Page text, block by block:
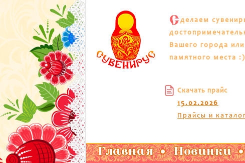
С делаем
Вашего города
памятного места :)
Скачать прайс
15.02.2026
Прайсы и
Главная Новинки